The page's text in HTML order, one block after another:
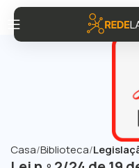
Casa Biblioteca